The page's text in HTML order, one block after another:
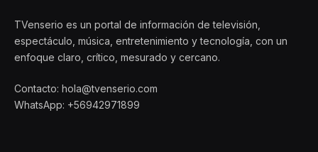
TVenserio es un portal de información de televisión,
espectáculo, música, entretenimiento y tecnología, con un
enfoque claro, crítico, mesurado y cercano.
Contacto: hola@tvenserio.com
WhatsApp: +56942971899